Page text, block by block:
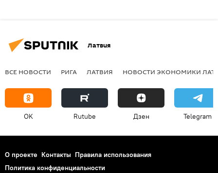
Латвия
ВСЕ НОВОСТИ РИГА ЛАТВИЯ НОВОСТИ ЭКОНОМИКИ
OK Rutube Дзен Telegram
О проекте Контакты Правила использования
Политика конфиденциальности